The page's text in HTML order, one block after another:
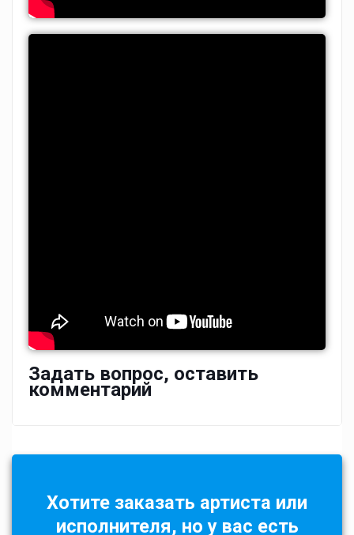
Задать вопрос, оставить
комментарий
Хотите заказать артиста или
исполнителя, но у вас есть